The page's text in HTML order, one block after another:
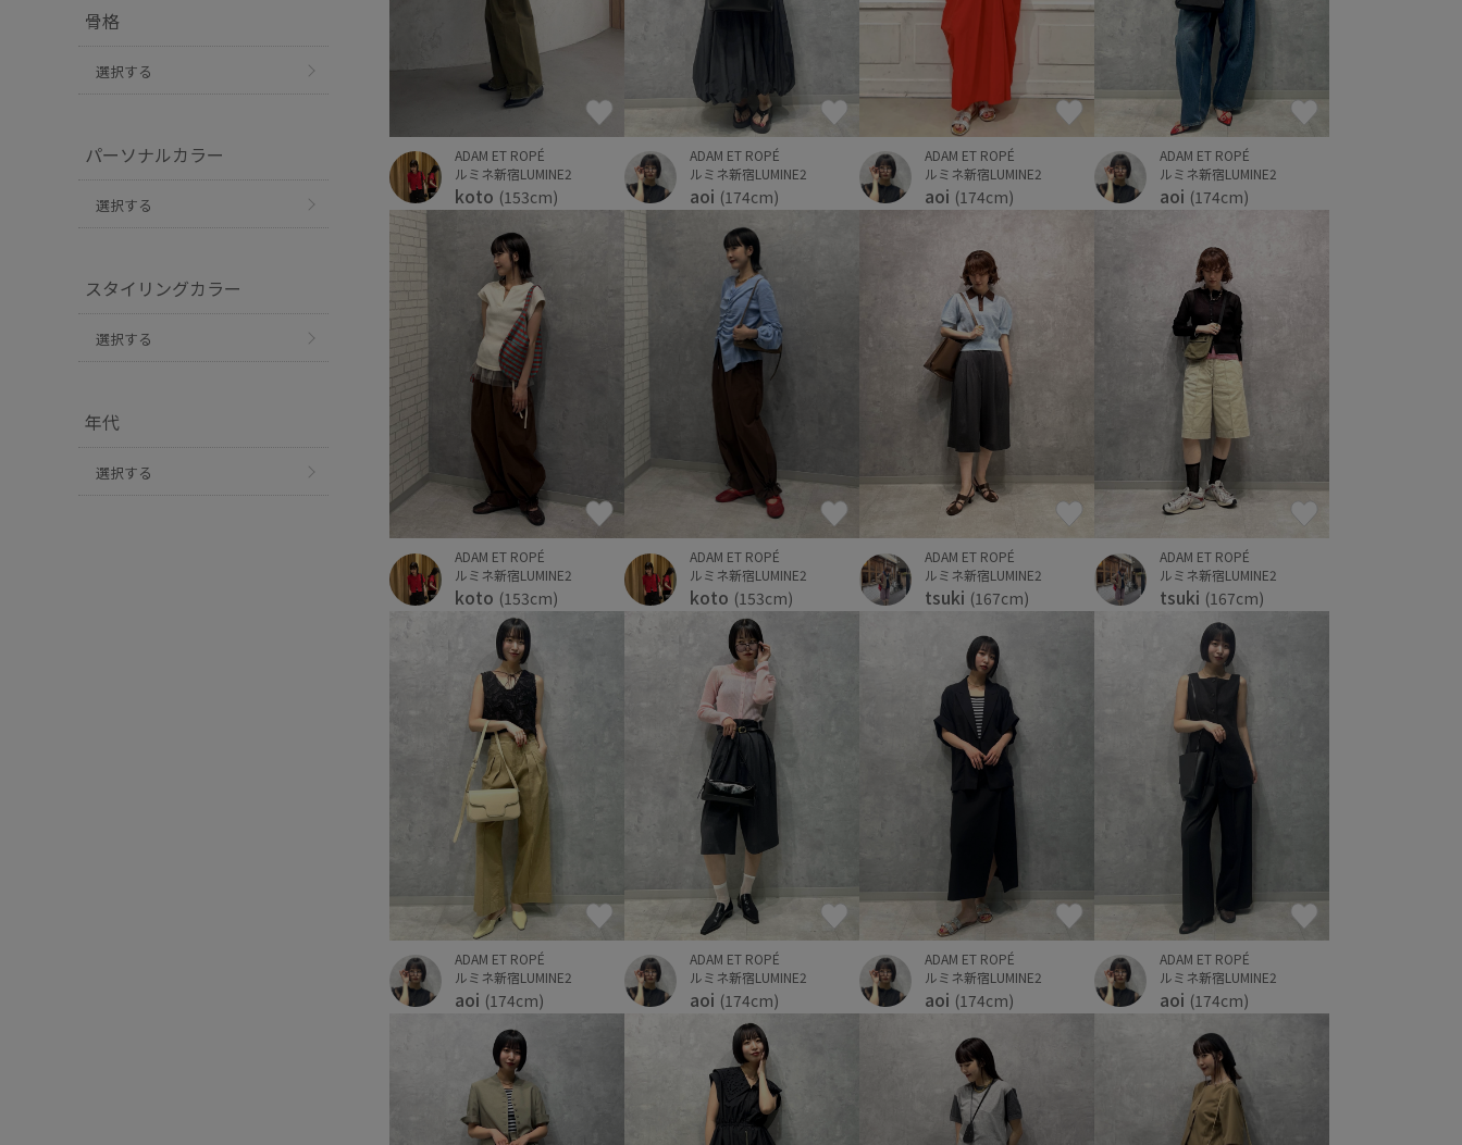
骨格
選択する
パーソナルカラー
選択する
スタイリングカラー
選択する
年代
選択する
ADAM ET ROPÉ
ルミネ新宿LUMINE2
koto (153cm)
ADAM ET ROPÉ
ルミネ新宿LUMINE2
aoi (174cm)
ADAM ET ROPÉ
ルミネ新宿LUMINE2
aoi (174cm)
ADAM ET ROPÉ
ルミネ新宿LUMINE2
aoi (174cm)
ADAM ET ROPÉ
ルミネ新宿LUMINE2
koto (153cm)
ADAM ET ROPÉ
ルミネ新宿LUMINE2
koto (153cm)
ADAM ET ROPÉ
ルミネ新宿LUMINE2
tsuki (167cm)
ADAM ET ROPÉ
ルミネ新宿LUMINE2
tsuki (167cm)
ADAM ET ROPÉ
ルミネ新宿LUMINE2
aoi (174cm)
ADAM ET ROPÉ
ルミネ新宿LUMINE2
aoi (174cm)
ADAM ET ROPÉ
ルミネ新宿LUMINE2
aoi (174cm)
ADAM ET ROPÉ
ルミネ新宿LUMINE2
aoi (174cm)